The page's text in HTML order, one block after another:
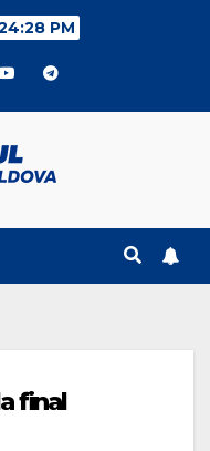
PM
final